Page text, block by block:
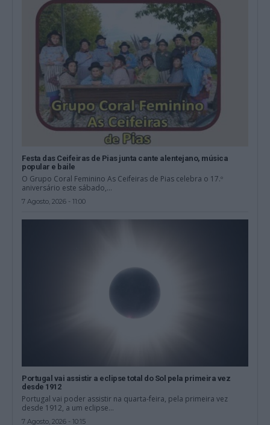
Festa das Ceifeiras de Pias junta cante alentejano, música
popular e baile
O Grupo Coral Feminino As Ceifeiras de Pias celebra o 17.º
aniversário este sábado,...
7 Agosto, 2026 - 11:00
Portugal vai assistir a eclipse total do Sol pela primeira vez
desde 1912
Portugal vai poder assistir na quarta-feira, pela primeira vez
desde 1912, a um eclipse...
7 Agosto, 2026 - 10:15